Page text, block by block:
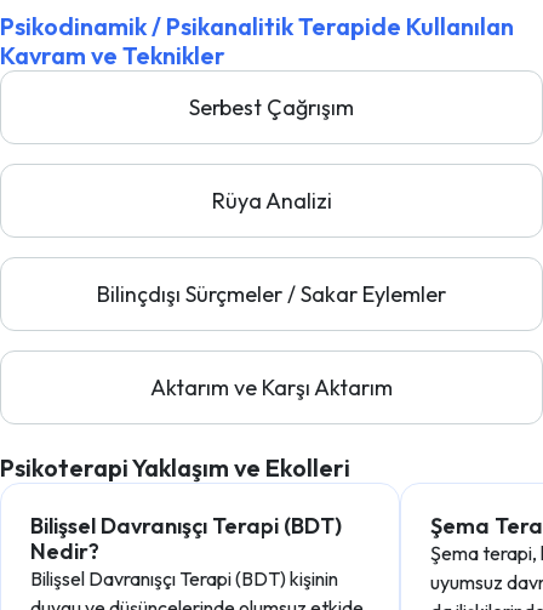
Psikodinamik / Psikanalitik Terapide Kullanılan
Kavram ve Teknikler
Serbest Çağrışım
Rüya Analizi
Bilinçdışı Sürçmeler / Sakar Eylemler
Aktarım ve Karşı Aktarım
Psikoterapi Yaklaşım ve Ekolleri
Bilişsel Davranışçı Terapi (BDT)
Nedir?
Bilişsel Davranışçı Terapi (BDT) kişinin
Şema
Şema terapi,
uyumsuz